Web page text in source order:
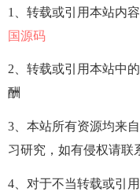
1、转载或引用本站内
国源码
2、转载或引用本站中
酬
3、本站所有资源均来
习研究，如有侵权请联
4、对于不当转载或引